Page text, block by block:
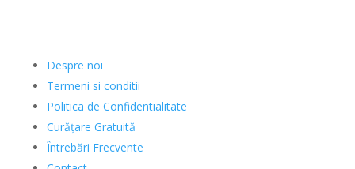
Despre noi
Termeni si conditii
Politica de Confidentialitate
Curățare Gratuită
Întrebări Frecvente